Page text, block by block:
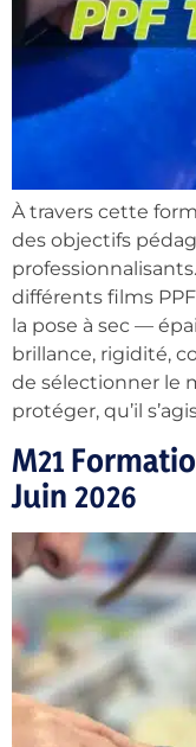
À travers cette
des objectifs
différents films
la pose à sec —
brillance, rigidité,
de sélectionner le
protéger, qu’il
M21
Juin 2026